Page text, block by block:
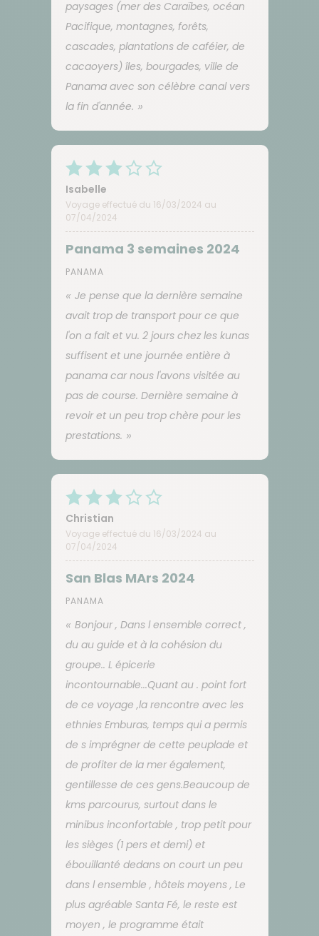
paysages (mer des Caraïbes, océan
Pacifique, montagnes, forêts,
cascades, plantations de caféier, de
cacaoyers) îles, bourgades, ville de
Panama avec son célèbre canal vers
la fin d'année.
Isabelle
Voyage effectué du 16/03/2024 au
07/04/2024
Panama 3 semaines 2024
PANAMA
Je pense que la dernière semaine
avait trop de transport pour ce que
l'on a fait et vu. 2 jours chez les kunas
suffisent et une journée entière à
panama car nous l'avons visitée au
pas de course. Dernière semaine à
revoir et un peu trop chère pour les
prestations.
Christian
Voyage effectué du 16/03/2024 au
07/04/2024
San Blas MArs 2024
PANAMA
Bonjour , Dans l ensemble correct ,
du au guide et à la cohésion du
groupe.. L épicerie
incontournable...Quant au . point fort
de ce voyage ,la rencontre avec les
ethnies Emburas, temps qui a permis
de s imprégner de cette peuplade et
de profiter de la mer également,
gentillesse de ces gens.Beaucoup de
kms parcourus, surtout dans le
minibus inconfortable , trop petit pour
les sièges (1 pers et demi) et
ébouillanté dedans on court un peu
dans l ensemble , hôtels moyens , Le
plus agréable Santa Fé, le reste est
moyen , le programme était